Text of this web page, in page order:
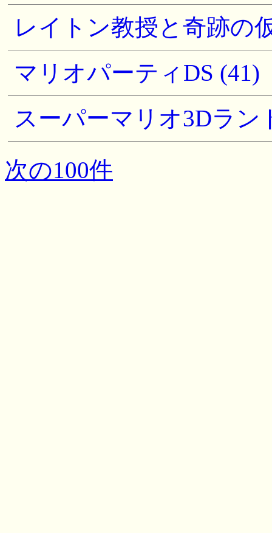
レイトン教授と奇跡の
マリオパーティDS (41)
スーパーマリオ3Dラン
次の100件